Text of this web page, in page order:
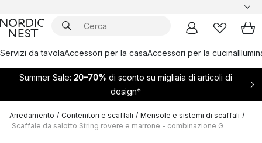
Servizi da tavolaAccessori per la casaAccessori per la cucina
Summer Sale: 20–70% di sconto su migliaia di articoli di
design*
Arredamento / Contenitori e scaffali / Mensole e sistemi di scaffali /
Scaffale da salotto String rovere e marrone - combinazione G